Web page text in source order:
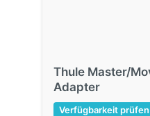
Thule Master/
Adapter
Verfügbarkeit prüfen